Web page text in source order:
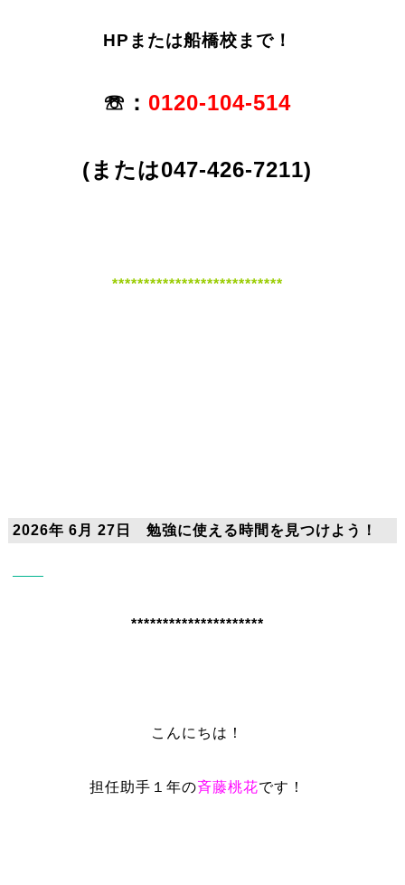
HPまたは船橋校まで！
☏： 0120-104-514
(または047-426-7211)
***************************
2026年 6月 27日 勉強に使える時間を見つけよう！
*********************
こんにちは！
担任助手１年の斉藤桃花です！